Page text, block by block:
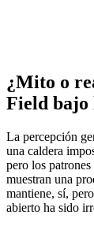
¿Mito o
Field bajo
La percepción
una caldera
pero los
muestran una
mantiene, sí,
abierto ha sido